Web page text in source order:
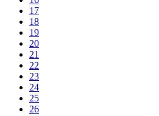
17
18
19
20
21
22
23
24
25
26